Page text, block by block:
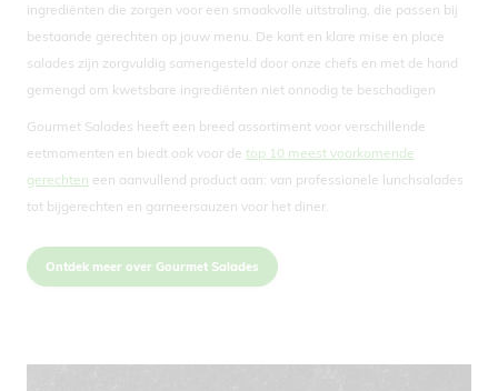
ingrediënten die zorgen voor een smaakvolle uitstraling, die passen bij
bestaande gerechten op jouw menu. De kant en klare mise en place
salades zijn zorgvuldig samengesteld door onze chefs en met de hand
gemengd om kwetsbare ingrediënten niet onnodig te beschadigen
Gourmet Salades heeft een breed assortiment voor verschillende
eetmomenten en biedt ook voor de top 10 meest voorkomende
gerechten een aanvullend product aan: van professionele lunchsalades
tot bijgerechten en garneersauzen voor het diner.
Ontdek meer over Gourmet Salades